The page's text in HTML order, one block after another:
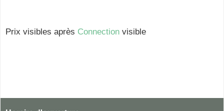
Prix visibles après Connection visible